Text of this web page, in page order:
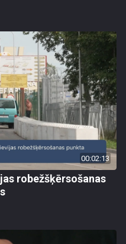
00:02:13
robežšķērsošanas